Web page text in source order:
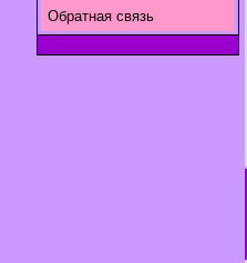
Обратная связь